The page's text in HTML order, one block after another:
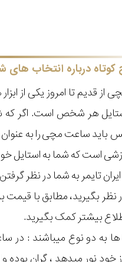
درباره انتخاب های
از قدیم تا امروز یکی از
هر شخص است. اگر
باید ساعت مچی را به
است که شما به استایل
ایران تایمر به شما در
در نظر بگیرید، مطابق با
بیشتر کمک بگیرید.
به دو نوع میباشند : در
خود نور میدهد ، گران بوده